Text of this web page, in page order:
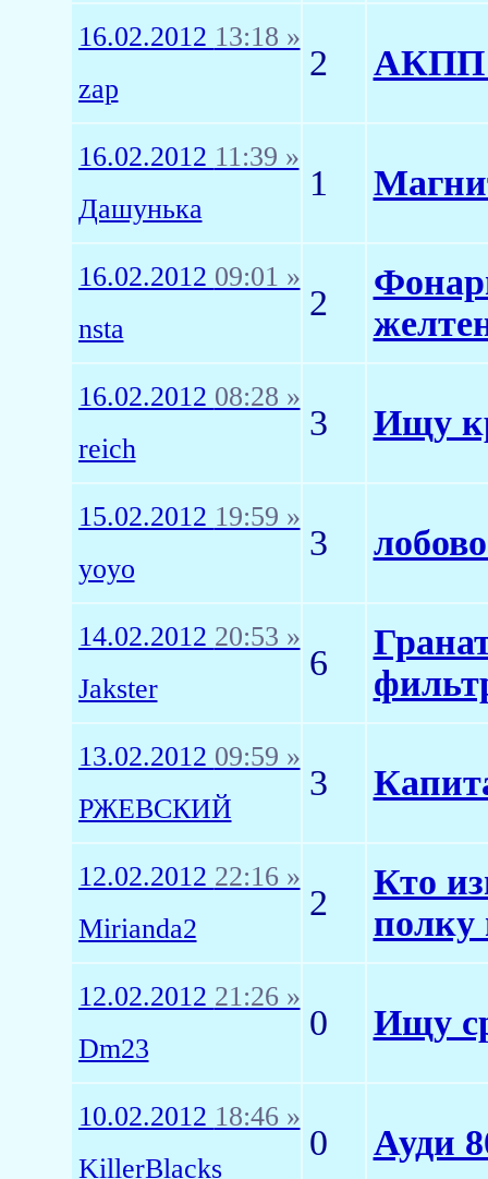
16.02.2012 13:18 »
zap
2 АКПП
16.02.2012 11:39 »
Дашунька
1
16.02.2012 09:01 »
nsta
2
16.02.2012 08:28 »
reich
3 Ищу
15.02.2012 19:59 »
yoyo
3
14.02.2012 20:53 »
Jakster
6
13.02.2012 09:59 »
РЖЕВСКИЙ
3
12.02.2012 22:16 »
Mirianda2
2
Кто
полку
12.02.2012 21:26 »
Dm23
0 Ищу
10.02.2012 18:46 »
KillerBlacks
0 Ауди